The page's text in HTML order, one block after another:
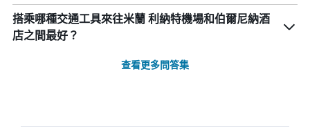
搭乘哪種交通工具來往米蘭 利納特機場和伯爾尼納酒
店之間最好？
查看更多問答集